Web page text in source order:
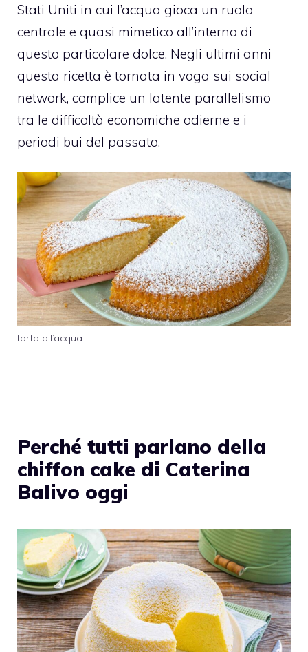
Stati Uniti in cui l’acqua gioca un ruolo
centrale e quasi mimetico all’interno di
questo particolare dolce. Negli ultimi anni
questa ricetta è tornata in voga sui social
network, complice un latente parallelismo
tra le difficoltà economiche odierne e i
periodi bui del passato.
torta all’acqua
Perché tutti parlano della
chiffon cake di Caterina
Balivo oggi